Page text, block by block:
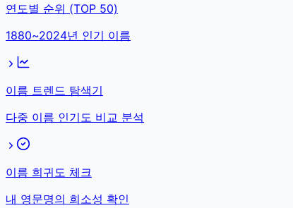
연도별 순위 (TOP 50)
1880~2024년 인기 이름
이름 트렌드 탐색기
다중 이름 인기도 비교 분석
이름 희귀도 체크
내 영문명의 희소성 확인